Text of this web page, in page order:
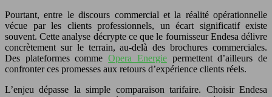
Pourtant, entre le discours commercial et la réalité opérationnelle
vécue par les clients professionnels, un écart significatif existe
souvent. Cette analyse décrypte ce que le fournisseur Endesa délivre
concrètement sur le terrain, au-delà des brochures commerciales.
Des plateformes commeOpera Energiepermettent d’ailleurs de
confronter ces promesses aux retours d’expérience clients réels.
L’enjeu dépasse la simple comparaison tarifaire. Choisir Endesa